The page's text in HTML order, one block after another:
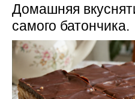
Домашняя
самого батончика.